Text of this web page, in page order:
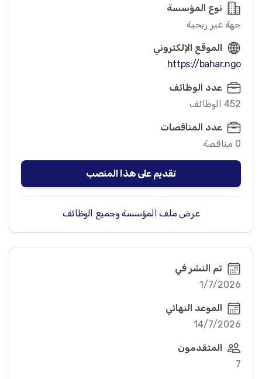
نوع المؤسسة
جهة غير ربحية
الموقع الإلكتروني
https://bahar.ngo
عدد الوظائف
452 الوظائف
عدد المناقصات
0 مناقصة
تقديم على هذا المنصب
عرض ملف المؤسسة وجميع الوظائف
تم النشر في
1/7/2026
الموعد النهائي
14/7/2026
المتقدمون
7